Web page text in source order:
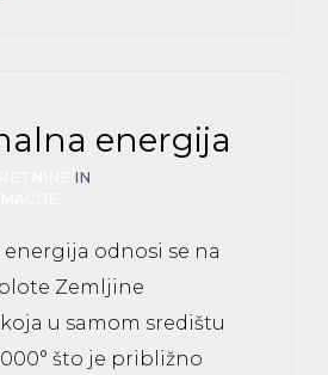
energija
IN
odnosi se na
Zemljine
u samom središtu
što je približno